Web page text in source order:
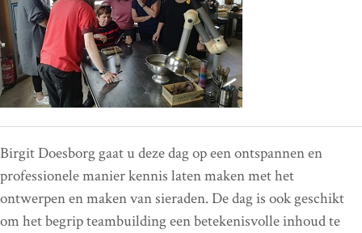
Birgit Doesborg gaat u deze dag op een ontspannen en
professionele manier kennis laten maken met het
ontwerpen en maken van sieraden. De dag is ook geschikt
om het begrip teambuilding een betekenisvolle inhoud te